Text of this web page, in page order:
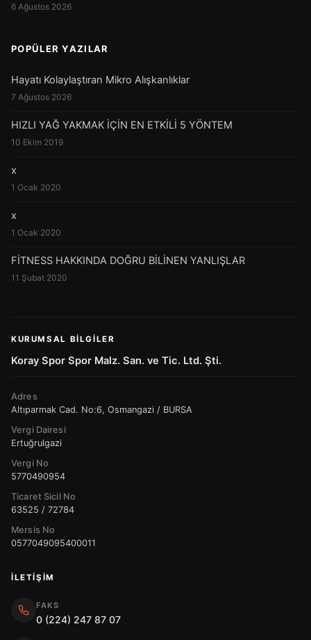
6 Ağustos 2026
POPÜLER YAZILAR
Hayatı Kolaylaştıran Mikro Alışkanlıklar
7 Ağustos 2026
HIZLI YAĞ YAKMAK İÇİN EN ETKİLİ 5 YÖNTEM
10 Ekim 2019
x
1 Ocak 2020
x
1 Ocak 2020
FİTNESS HAKKINDA DOĞRU BİLİNEN YANLIŞLAR
11 Şubat 2020
KURUMSAL BILGILER
Koray Spor Spor Malz. San. ve Tic. Ltd. Şti.
Adres
Altıparmak Cad. No:6, Osmangazi / BURSA
Vergi Dairesi
Ertuğrulgazi
Vergi No
5770490954
Ticaret Sicil No
63525 / 72784
Mersis No
0577049095400011
İLETIŞIM
FAKS
0 (224) 247 87 07